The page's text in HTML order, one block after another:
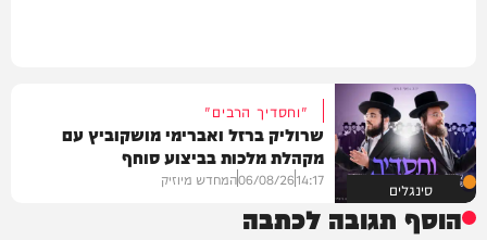
סינגלים
"וחסדיך הרבים"
שרוליק ברזל ואברימי מושקוביץ עם
מקהלת מלכות בביצוע סוחף
14:17
06/08/26המחדש מיוזיק
הוסף תגובה לכתבה